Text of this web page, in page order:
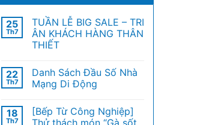
25
Th7
TUẦN LỄ BIG SALE – TRI
ÂN KHÁCH HÀNG THÂN
THIẾT
22
Th7
Danh Sách Đầu Số Nhà
Mạng Di Động
18
Th7
[Bếp Từ Công Nghiệp]